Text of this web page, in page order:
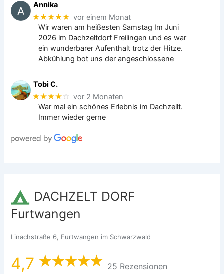
Annika
★★★★★ vor einem Monat
Wir waren am heißesten Samstag Im Juni
2026 im Dachzeltdorf Freilingen und es war
ein wunderbarer Aufenthalt trotz der Hitze.
Abkühlung bot uns der angeschlossene
Tobi C.
★★★★☆ vor 2 Monaten
War mal ein schönes Erlebnis im Dachzellt.
Immer wieder gerne
DACHZELT DORF
Furtwangen
Linachstraße 6, Furtwangen im Schwarzwald
4,7 25 Rezensionen